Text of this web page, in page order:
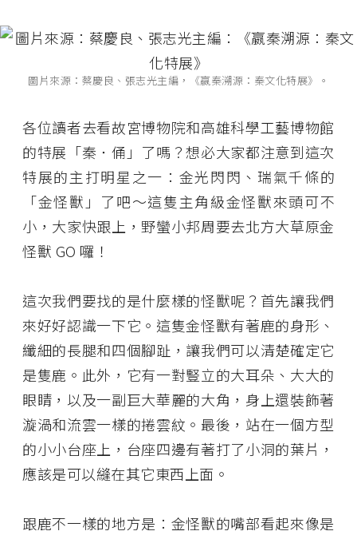
圖片來源：蔡慶良、張志光主編，《嬴秦溯源：秦文化特展》。
各位讀者去看故宮博物院和高雄科學工藝博物館
的特展「秦．俑」了嗎？想必大家都注意到這次
特展的主打明星之一：金光閃閃、瑞氣千條的
「金怪獸」了吧～這隻主角級金怪獸來頭可不
小，大家快跟上，野蠻小邦周要去北方大草原金
怪獸 GO 囉！
這次我們要找的是什麼樣的怪獸呢？首先讓我們
來好好認識一下它。這隻金怪獸有著鹿的身形、
纖細的長腿和四個腳趾，讓我們可以清楚確定它
是隻鹿。此外，它有一對豎立的大耳朵、大大的
眼睛，以及一副巨大華麗的大角，身上還裝飾著
漩渦和流雲一樣的捲雲紋。最後，站在一個方型
的小小台座上，台座四邊有著打了小洞的葉片，
應該是可以縫在其它東西上面。
跟鹿不一樣的地方是：金怪獸的嘴部看起來像是